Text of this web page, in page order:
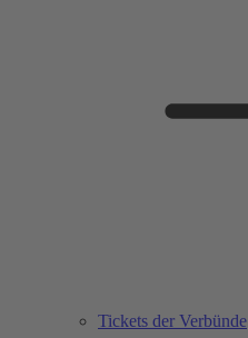
Tickets der Verbünde